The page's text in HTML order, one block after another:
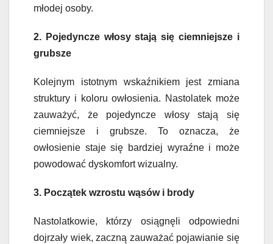
młodej osoby.
2. Pojedyncze włosy stają się ciemniejsze i
grubsze
Kolejnym istotnym wskaźnikiem jest zmiana
struktury i koloru owłosienia. Nastolatek może
zauważyć, że pojedyncze włosy stają się
ciemniejsze i grubsze. To oznacza, że
owłosienie staje się bardziej wyraźne i może
powodować dyskomfort wizualny.
3. Początek wzrostu wąsów i brody
Nastolatkowie, którzy osiągnęli odpowiedni
dojrzały wiek, zaczną zauważać pojawianie się